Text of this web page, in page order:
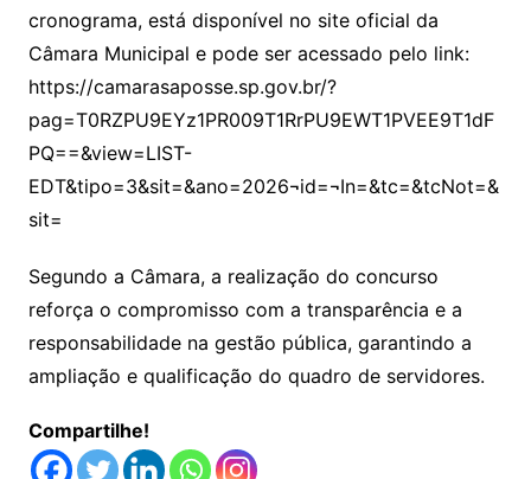
cronograma, está disponível no site oficial da
Câmara Municipal e pode ser acessado pelo link:
https://camarasaposse.sp.gov.br/?
pag=T0RZPU9EYz1PR009T1RrPU9EWT1PVEE9T1dF
PQ==&view=LIST-
EDT&tipo=3&sit=&ano=2026¬id=¬In=&tc=&tcNot=&
sit=
Segundo a Câmara, a realização do concurso
reforça o compromisso com a transparência e a
responsabilidade na gestão pública, garantindo a
ampliação e qualificação do quadro de servidores.
Compartilhe!